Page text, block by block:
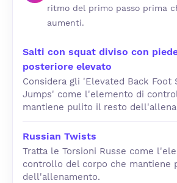
ritmo del primo passo prima
aumenti.
Salti con squat diviso con
posteriore elevato
Considera gli 'Elevated Back Foot
Jumps' come l'elemento di
mantiene pulito il resto
Russian Twists
Tratta le Torsioni Russe come
controllo del corpo che mantiene
dell'allenamento.